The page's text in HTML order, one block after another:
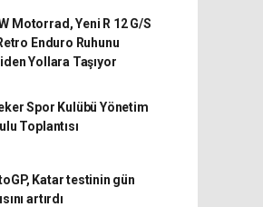
Motorrad, Yeni R 12 G/S
Enduro Ruhunu
Yollara Taşıyor
Spor Kulübü Yönetim
Toplantısı
Katar testinin gün
artırdı